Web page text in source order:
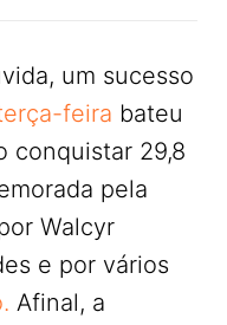
um sucesso
feira bateu
conquistar 29,8
pela
Walcyr
e por vários
Afinal, a